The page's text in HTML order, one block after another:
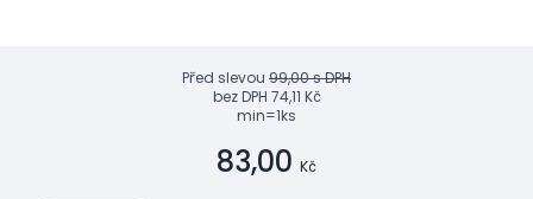
Před slevou 99,00 s DPH
bez DPH 74,11 Kč
min=1ks
83,00 Kč